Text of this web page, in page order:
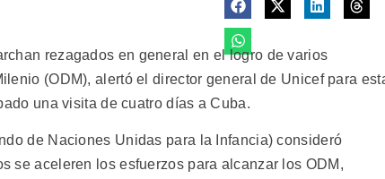
rezagados en general en el logro de varios
(ODM), alertó el director general de Unicef para
una visita de cuatro días a Cuba.
de Naciones Unidas para la Infancia) consideró
se aceleren los esfuerzos para alcanzar los ODM,